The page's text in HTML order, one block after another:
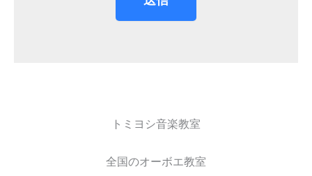
トミヨシ音楽教室
全国のオーボエ教室